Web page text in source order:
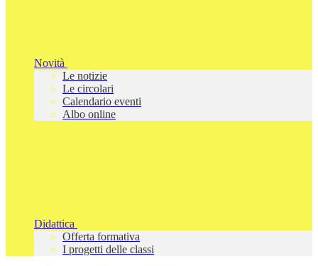
Novità
Le notizie
Le circolari
Calendario eventi
Albo online
Didattica
Offerta formativa
I progetti delle classi